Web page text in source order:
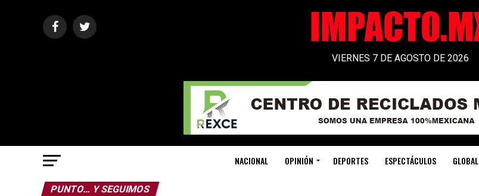
VIERNES 7 DE AGOSTO DE 2026
NACIONAL OPINIÓN DEPORTES ESPECTÁCULOS GLOBAL
PUNTO… Y SEGUIMOS